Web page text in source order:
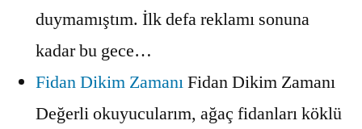
duymamıştım. İlk defa reklamı sonuna
kadar bu gece…
Fidan Dikim ZamanıFidan Dikim Zamanı
Değerli okuyucularım, ağaç fidanları köklü